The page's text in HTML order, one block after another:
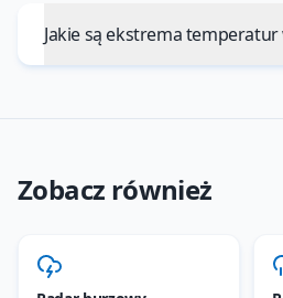
Jakie są ekstrema temperatur
Zobacz również